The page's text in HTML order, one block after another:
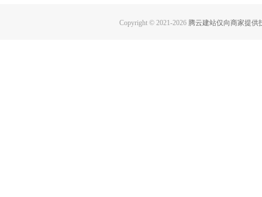
Copyright © 2021-2026 腾云建站仅向商家提供